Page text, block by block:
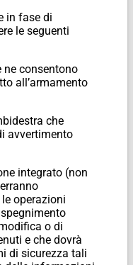
in fase di
le seguenti
ne consentono
all’armamento
che
avvertimento
integrato (non
operazioni
o di
e che dovrà
di sicurezza tali